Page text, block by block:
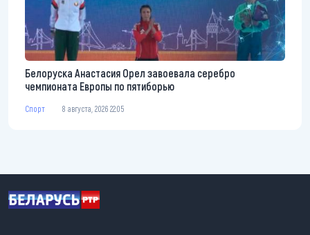
Белоруска Анастасия Орел завоевала серебро
чемпионата Европы по пятиборью
Спорт 8 августа, 2026 22:05